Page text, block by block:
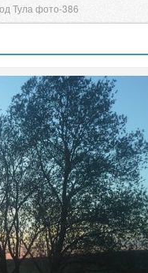
Тула фото-386